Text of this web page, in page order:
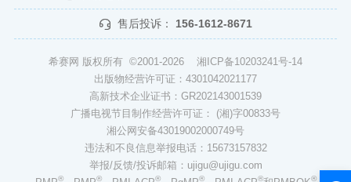
售后投诉： 156-1612-8671
希赛网 版权所有 ©2001-2026 湘ICP备10203241号-14
出版物经营许可证：4301042021177
高新技术企业证书：GR202143001539
广播电视节目制作经营许可证： (湘)字00833号
湘公网安备43019002000749号
违法和不良信息举报电话：15673157832
举报/反馈/投诉邮箱：ujigu@ujigu.com
® ® ® ® ® ®